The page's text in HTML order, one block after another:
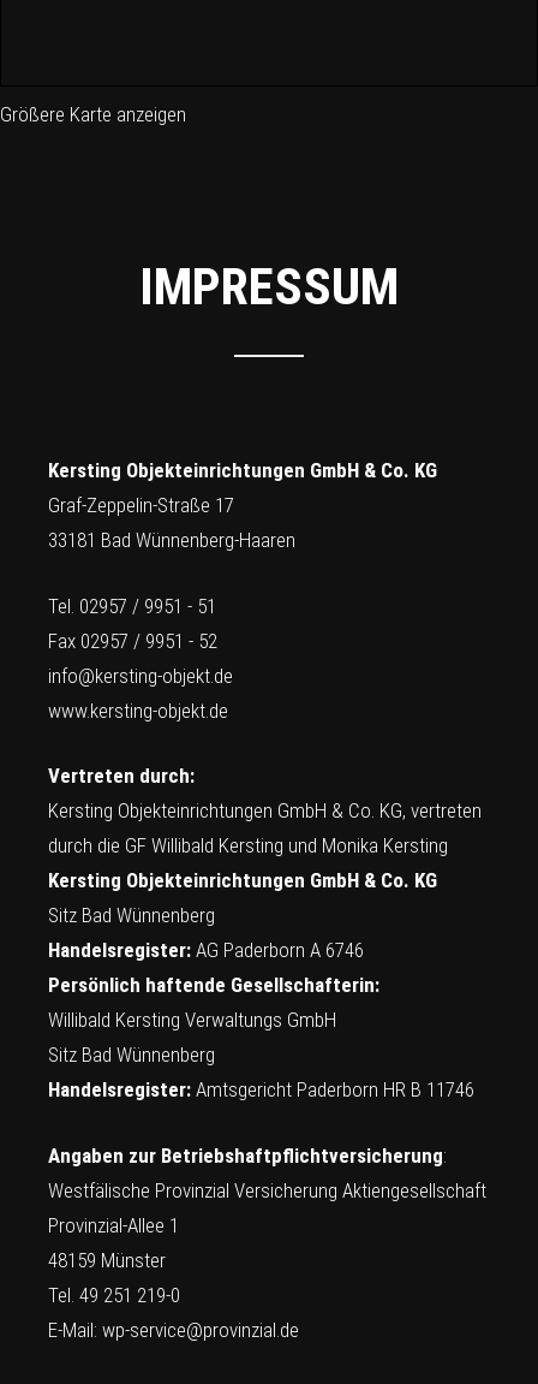
Größere Karte anzeigen
IMPRESSUM
Kersting Objekteinrichtungen GmbH & Co. KG
Graf-Zeppelin-Straße 17
33181 Bad Wünnenberg-Haaren
Tel. 02957 / 9951 - 51
Fax 02957 / 9951 - 52
info@kersting-objekt.de
www.kersting-objekt.de
Vertreten durch:
Kersting Objekteinrichtungen GmbH & Co. KG, vertreten
durch die GF Willibald Kersting und Monika Kersting
Kersting Objekteinrichtungen GmbH & Co. KG
Sitz Bad Wünnenberg
Handelsregister: AG Paderborn A 6746
Persönlich haftende Gesellschafterin:
Willibald Kersting Verwaltungs GmbH
Sitz Bad Wünnenberg
Handelsregister: Amtsgericht Paderborn HR B 11746
Angaben zur Betriebshaftpflichtversicherung:
Westfälische Provinzial Versicherung Aktiengesellschaft
Provinzial-Allee 1
48159 Münster
Tel. 49 251 219-0
E-Mail: wp-service@provinzial.de